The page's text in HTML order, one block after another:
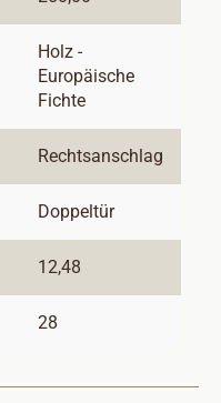
Holz -
Europäische
Fichte
Rechtsanschlag
Doppeltür
12,48
28